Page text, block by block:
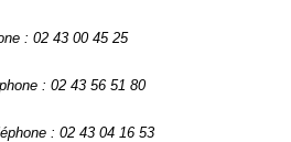
: 02 43 00 45 25
: 02 43 56 51 80
: 02 43 04 16 53